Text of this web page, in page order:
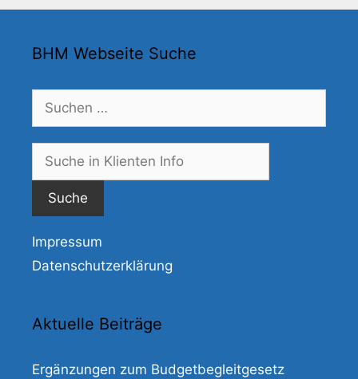
BHM Webseite Suche
Suchen
nach:
Impressum
Datenschutzerklärung
Aktuelle Beiträge
Ergänzungen zum Budgetbegleitgesetz